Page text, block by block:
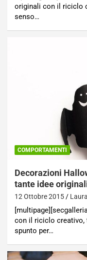
originali con il riciclo
senso…
COMPORTAMENTI
Decorazioni
tante idee originali
12 Ottobre 2015
con il riciclo creativo,
spunto per…